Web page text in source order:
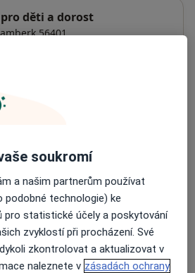
děti a dorost
56401
kalendář není aktivní
návštěvy)
přijímá pacienty na pojišťovnu
Více
o adrese
soukromí
a našim partnerům používat
podobné technologie) ke
pro statistické účely a poskytování
zvyklostí při procházení. Své
zkontrolovat a aktualizovat v
naleznete v zásadách ochrany